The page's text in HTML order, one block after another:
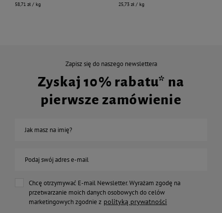
58,71 zł / kg 25,73 zł / kg
Zapisz się do naszego newslettera
Zyskaj 10% rabatu* na
pierwsze zamówienie
Jak masz na imię?
Podaj swój adres e-mail
Chcę otrzymywać E-mail Newsletter. Wyrażam zgodę na
przetwarzanie moich danych osobowych do celów
marketingowych zgodnie z polityką prywatności